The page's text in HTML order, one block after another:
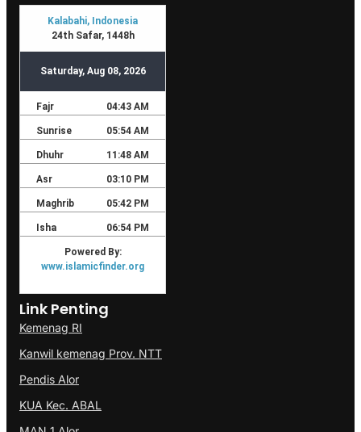
Link Penting
Kemenag RI
Kanwil kemenag Prov. NTT
Pendis Alor
KUA Kec. ABAL